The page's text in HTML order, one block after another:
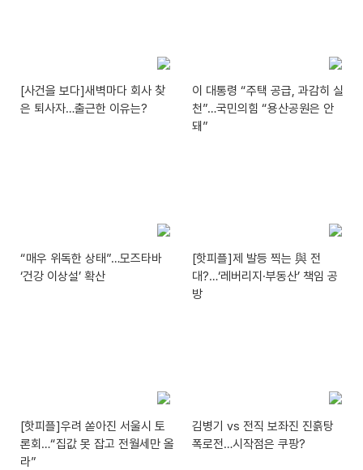
[사건을 보다]새벽마다 회사 찾
은 퇴사자…출근한 이유는?
이 대통령 “주택 공급, 과감히 실
천”…국민의힘 “용산공원은 안
돼”
“매우 위독한 상태”…모즈타바
‘건강 이상설’ 확산
[핫피플]제 발등 찍는 與 전
대?…‘레버리지·부동산’ 책임 공
방
[핫피플]우려 쏟아진 서울시 토
론회…“집값 못 잡고 전월세만 올
라”
김병기 vs 전직 보좌진 진흙탕
폭로전…시작점은 쿠팡?